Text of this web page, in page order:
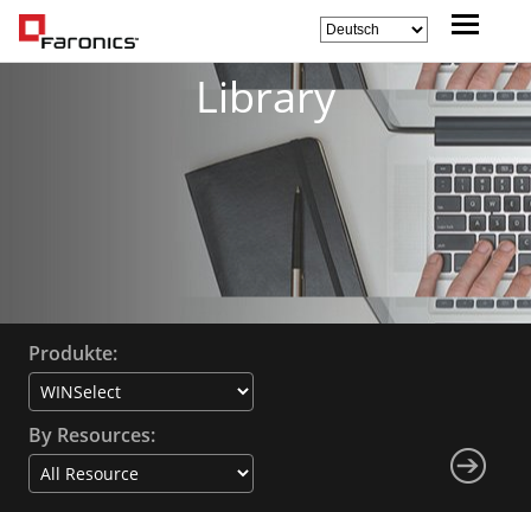
Library
Produkte:
By Resources: